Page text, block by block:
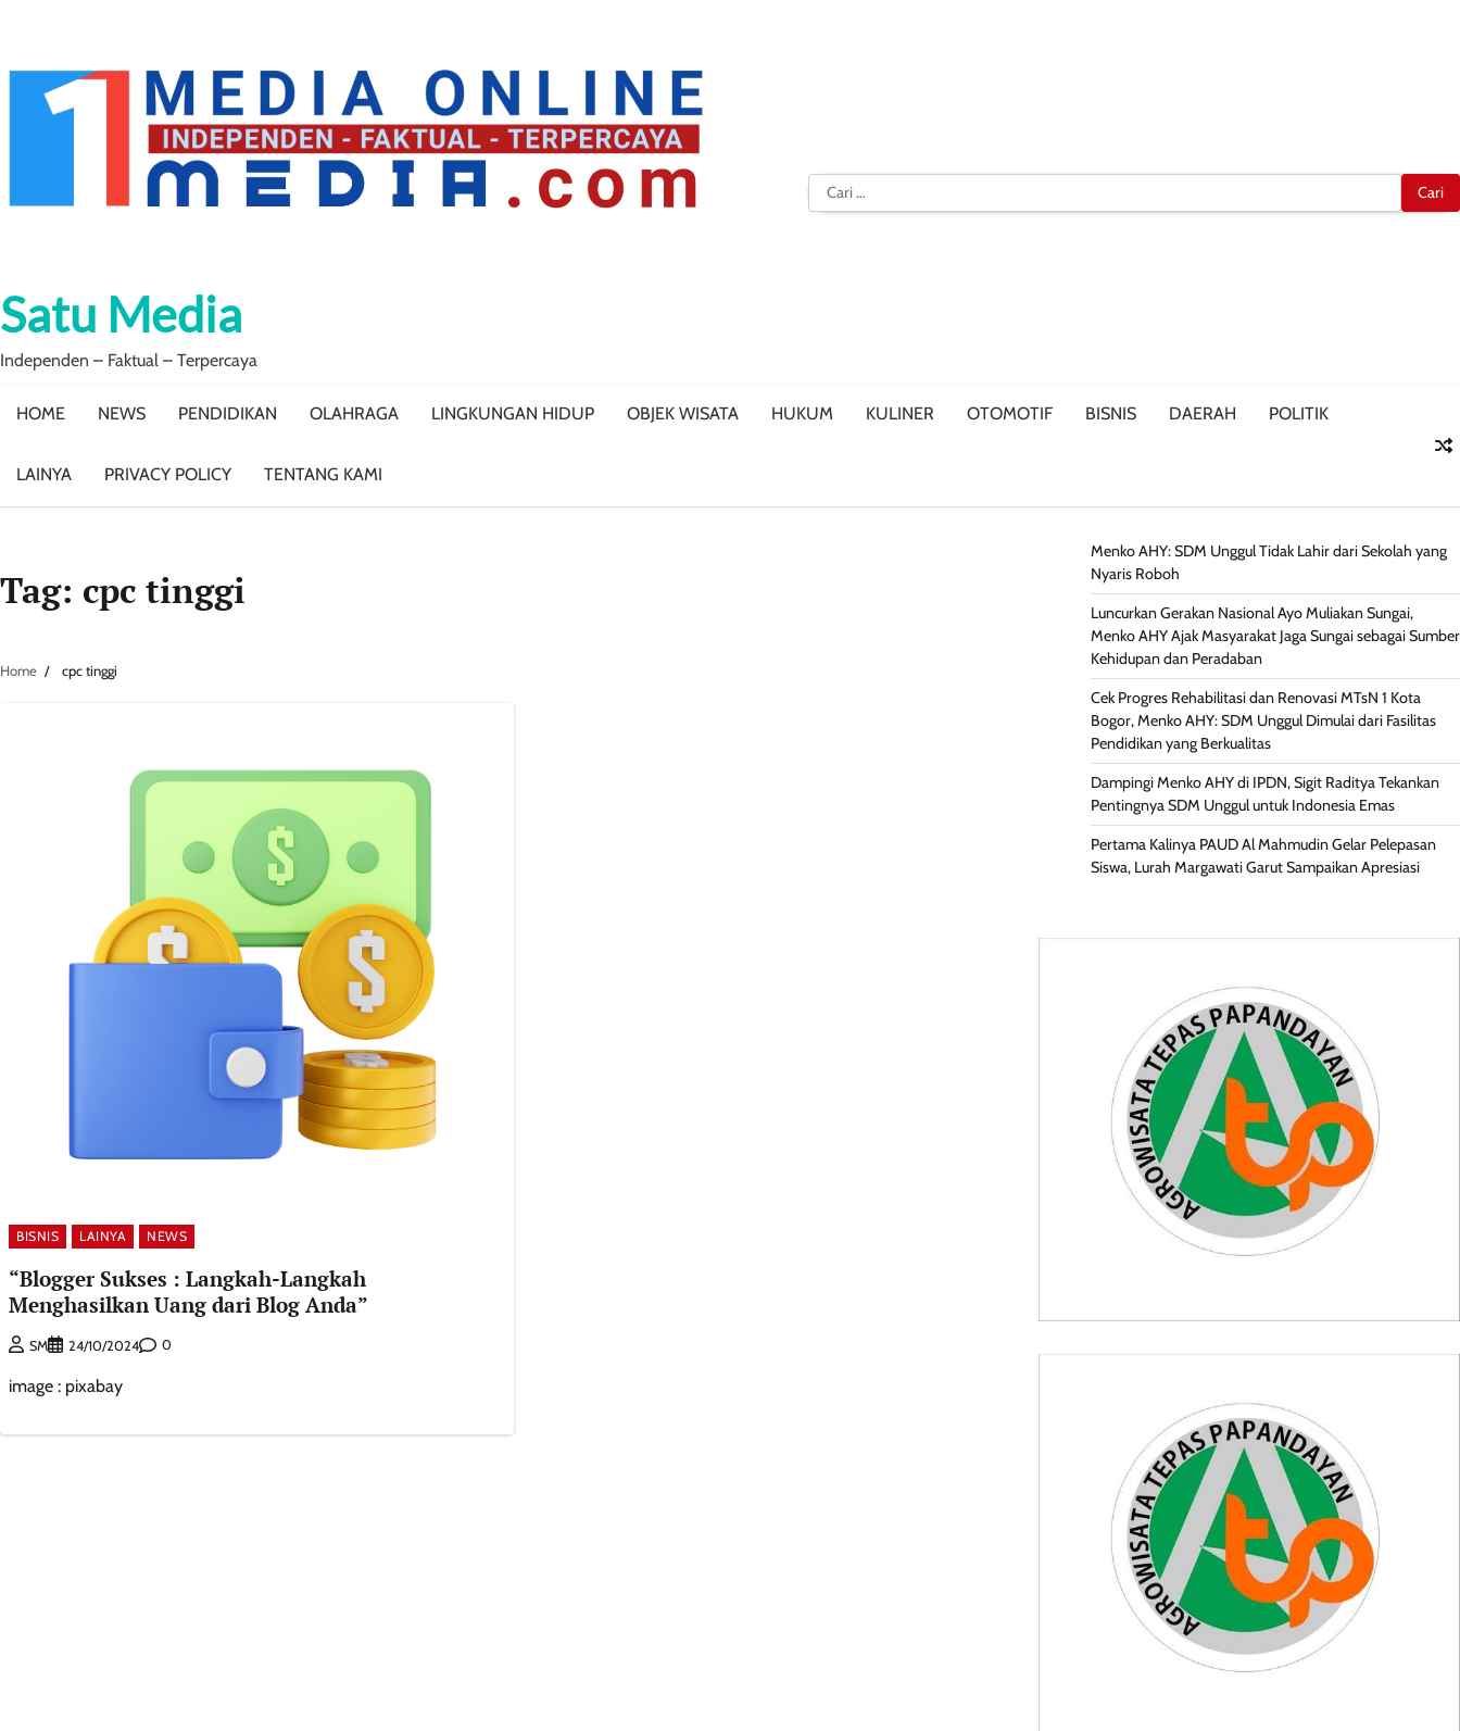
Satu Media
Independen – Faktual – Terpercaya
Cari
untuk:
HOME NEWS PENDIDIKAN OLAHRAGA LINGKUNGAN HIDUP OBJEK WISATA HUKUM KULINER OTOMOTIF BISNIS DAERAH POLITIK
LAINYA PRIVACY POLICY TENTANG KAMI
Tag: cpc tinggi
Home cpc tinggi
BISNIS LAINYA NEWS
“Blogger Sukses : Langkah-Langkah
Menghasilkan Uang dari Blog Anda”
SM 24/10/2024 0
image : pixabay
Menko AHY: SDM Unggul Tidak Lahir dari Sekolah yang
Nyaris Roboh
Luncurkan Gerakan Nasional Ayo Muliakan Sungai,
Menko AHY Ajak Masyarakat Jaga Sungai sebagai Sumber
Kehidupan dan Peradaban
Cek Progres Rehabilitasi dan Renovasi MTsN 1 Kota
Bogor, Menko AHY: SDM Unggul Dimulai dari Fasilitas
Pendidikan yang Berkualitas
Dampingi Menko AHY di IPDN, Sigit Raditya Tekankan
Pentingnya SDM Unggul untuk Indonesia Emas
Pertama Kalinya PAUD Al Mahmudin Gelar Pelepasan
Siswa, Lurah Margawati Garut Sampaikan Apresiasi